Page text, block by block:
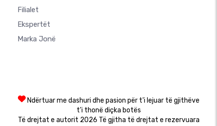
Filialet
Ekspertët
Marka Jonë
Ndërtuar me dashuri dhe pasion për t'i lejuar të gjithëve
t'i thonë diçka botës
Të drejtat e autorit 2026 Të gjitha të drejtat e rezervuara